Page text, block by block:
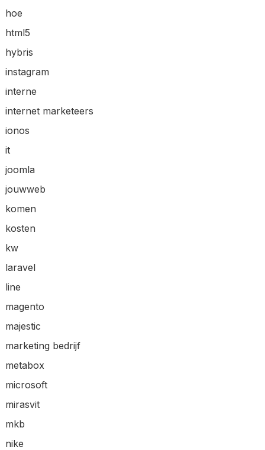
hoe
html5
hybris
instagram
interne
internet marketeers
ionos
it
joomla
jouwweb
komen
kosten
kw
laravel
line
magento
majestic
marketing bedrijf
metabox
microsoft
mirasvit
mkb
nike